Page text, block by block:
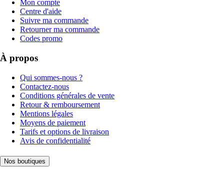
Mon compte
Centre d'aide
Suivre ma commande
Retourner ma commande
Codes promo
À propos
Qui sommes-nous ?
Contactez-nous
Conditions générales de vente
Retour & remboursement
Mentions légales
Moyens de paiement
Tarifs et options de livraison
Avis de confidentialité
Nos boutiques